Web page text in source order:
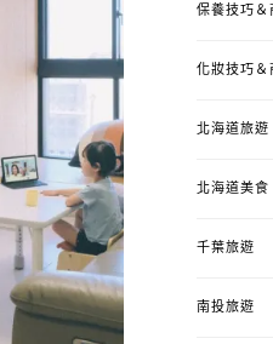
保養技巧＆
化妝技巧＆
北海道旅遊
北海道美食
千葉旅遊
南投旅遊